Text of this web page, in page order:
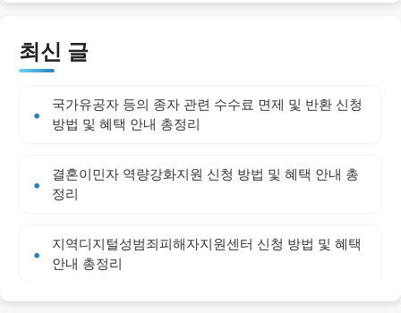
최신 글
국가유공자 등의 종자 관련 수수료 면제 및 반환 신청
방법 및 혜택 안내 총정리
결혼이민자 역량강화지원 신청 방법 및 혜택 안내 총
정리
지역디지털성범죄피해자지원센터 신청 방법 및 혜택
안내 총정리